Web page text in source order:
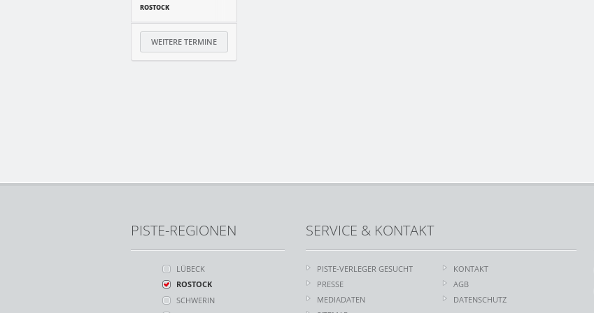
ROSTOCK
WEITERE TERMINE
PISTE-REGIONEN
LÜBECK
ROSTOCK
SCHWERIN
SERVICE & KONTAKT
PISTE-VERLEGER GESUCHT
PRESSE
MEDIADATEN
KONTAKT
AGB
DATENSCHUTZ